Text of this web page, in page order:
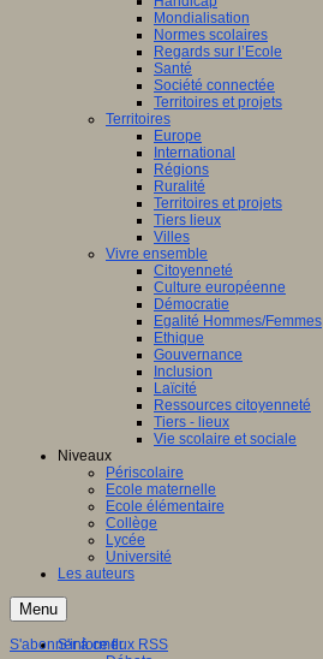
Mondialisation
Normes scolaires
Regards sur l’Ecole
Santé
Société connectée
Territoires et projets
Territoires
Europe
International
Régions
Ruralité
Territoires et projets
Tiers lieux
Villes
Vivre ensemble
Citoyenneté
Culture européenne
Démocratie
Egalité Hommes/Femmes
Ethique
Gouvernance
Inclusion
Laïcité
Ressources citoyenneté
Tiers - lieux
Vie scolaire et sociale
Niveaux
Périscolaire
Ecole maternelle
Ecole élémentaire
Collège
Lycée
Université
Les auteurs
Menu
S'informer
S'abonner à ce flux RSS